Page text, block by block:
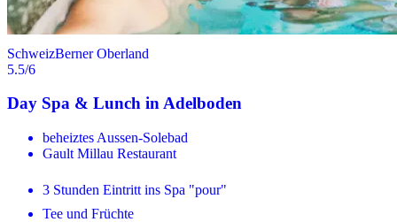
SchweizBerner Oberland
5.5/6
Day Spa & Lunch in Adelboden
beheiztes Aussen-Solebad
Gault Millau Restaurant
3 Stunden Eintritt ins Spa "pour"
Tee und Früchte